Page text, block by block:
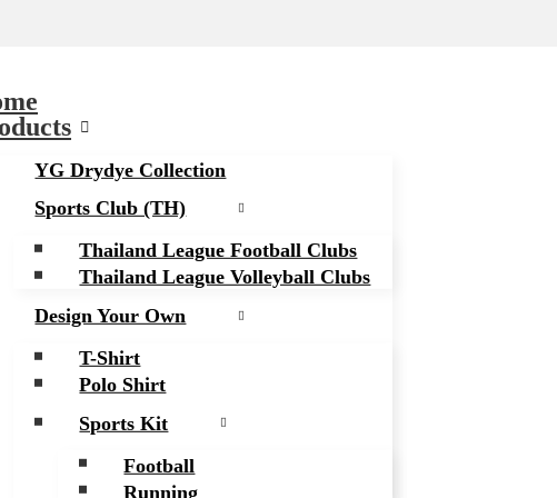
YG Drydye Collection
Sports Club (TH)
Thailand League Football Clubs
Thailand League Volleyball Clubs
Design Your Own
T-Shirt
Polo Shirt
Sports Kit
Football
Running